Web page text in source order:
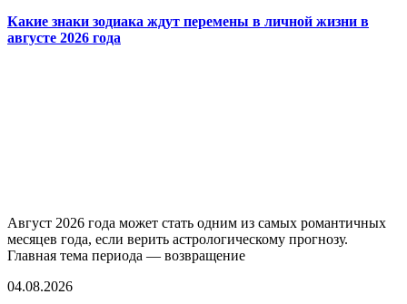
Какие знаки зодиака ждут перемены в личной жизни в
августе 2026 года
Август 2026 года может стать одним из самых романтичных
месяцев года, если верить астрологическому прогнозу.
Главная тема периода — возвращение
04.08.2026